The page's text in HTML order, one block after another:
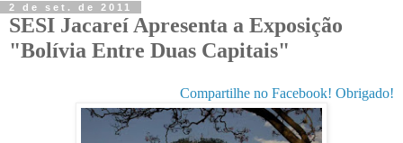
2 de set. de 2011
SESI Jacareí Apresenta a Exposição
"Bolívia Entre Duas Capitais"
Compartilhe no Facebook! Obrigado!